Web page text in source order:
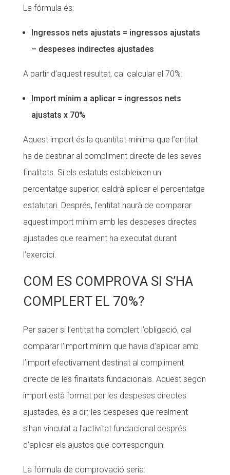
La fórmula és:
Ingressos nets ajustats = ingressos ajustats
– despeses indirectes ajustades
A partir d’aquest resultat, cal calcular el 70%:
Import mínim a aplicar = ingressos nets
ajustats x 70%
Aquest import és la quantitat mínima que l’entitat
ha de destinar al compliment directe de les seves
finalitats. Si els estatuts estableixen un
percentatge superior, caldrà aplicar el percentatge
estatutari. Després, l’entitat haurà de comparar
aquest import mínim amb les despeses directes
ajustades que realment ha executat durant
l’exercici.
COM ES COMPROVA SI S’HA
COMPLERT EL 70%?
Per saber si l’entitat ha complert l’obligació, cal
comparar l’import mínim que havia d’aplicar amb
l’import efectivament destinat al compliment
directe de les finalitats fundacionals. Aquest segon
import està format per les despeses directes
ajustades, és a dir, les despeses que realment
s’han vinculat a l’activitat fundacional després
d’aplicar els ajustos que corresponguin.
La fórmula de comprovació seria: